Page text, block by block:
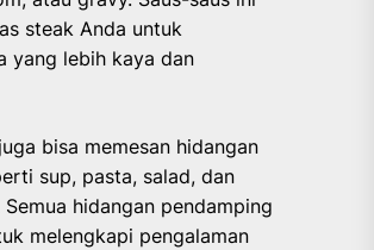
steak Anda untuk
yang lebih kaya dan
bisa memesan hidangan
sup, pasta, salad, dan
hidangan pendamping
melengkapi pengalaman